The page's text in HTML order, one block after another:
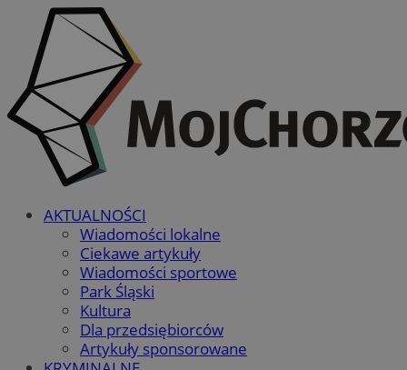
AKTUALNOŚCI
Wiadomości lokalne
Ciekawe artykuły
Wiadomości sportowe
Park Śląski
Kultura
Dla przedsiębiorców
Artykuły sponsorowane